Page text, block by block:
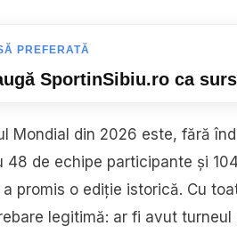
PREFERATĂ
SportinSibiu.ro ca
Mondial din 2026 este, fără
48 de echipe participante și
a promis o ediție istorică. Cu
legitimă: ar fi avut